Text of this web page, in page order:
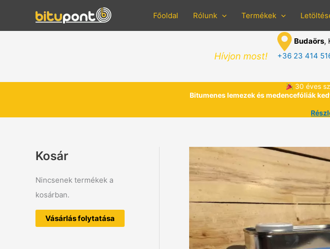
Főoldal Rólunk Termékek
Hívjon most!
Budaörs,
+36 23 414
30 éves
Bitumenes lemezek és medencefóliák
Kosár
Nincsenek termékek a
kosárban.
Vásárlás folytatása